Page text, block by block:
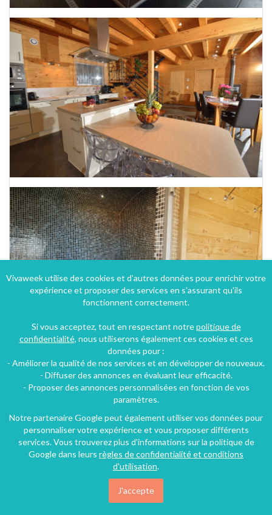
Vivaweek utilise des cookies et d'autres données pour enrichir votre
expérience et proposer des services en s'assurant qu'ils
fonctionnent correctement.
Si vous acceptez, tout en respectant notrepolitique de
confidentialité, nous utiliserons également ces cookies et ces
données pour :
- Améliorer la qualité de nos services et en développer de nouveaux.
- Diffuser des annonces en évaluant leur efficacité.
- Proposer des annonces personnalisées en fonction de vos
paramètres.
Notre partenaire Google peut également utiliser vos données pour
personnaliser votre expérience et vous proposer différents
services. Vous trouverez plus d'informations sur la politique de
Google dans leurs règles de confidentialité et conditions
d'utilisation.
J'accepte